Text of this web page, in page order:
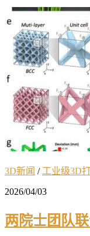
3D新闻 / 工业级3D
2026/04/03
两院士团队